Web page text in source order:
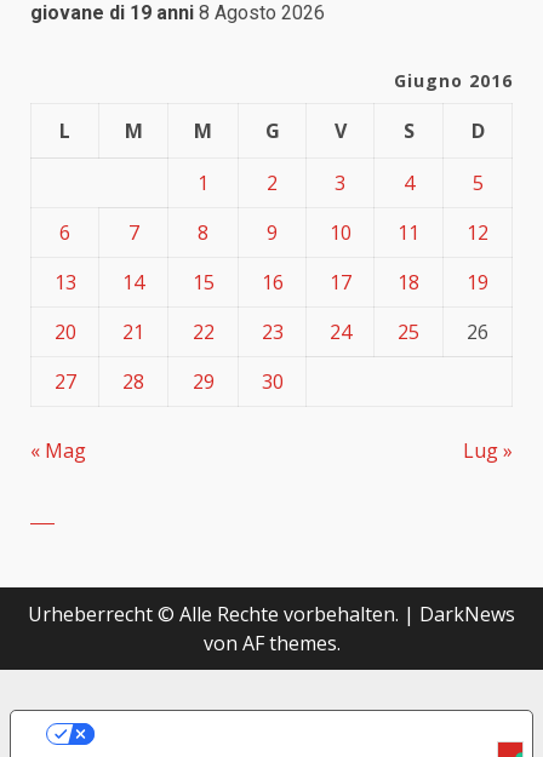
giovane di 19 anni 8 Agosto 2026
Giugno 2016
L M M G V S
D
1
2 3 4
5
6
7 8 9 10 11
12
13
14 15 16 17 18
19
20
21 22 23 24 25
26
27
28 29 30
« Mag Lug »
Urheberrecht © Alle Rechte vorbehalten. | DarkNews
von AF themes.